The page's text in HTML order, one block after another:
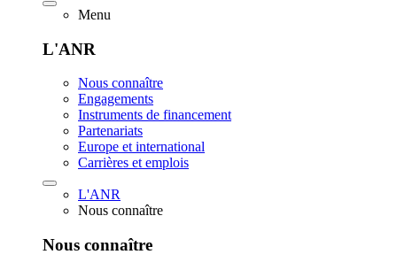
Menu
L'ANR
Nous connaître
Engagements
Instruments de financement
Partenariats
Europe et international
Carrières et emplois
L'ANR
Nous connaître
Nous connaître